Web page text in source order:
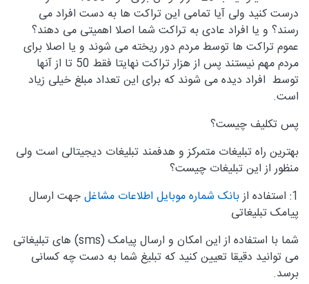
درست کنید ولی آیا تمامی این تراکت ها به دست افراد می
رسند؟ و یا افراد عادی به تراکت شما اصلا اهمیتی می دهند؟
عموم تراکت ها توسط مردم دور ریخته می شوند و یا اصلا برای
مردم مهم نیستند پس از هزار تراکت نهایتا فقط 50 تا از آنها
توسط افراد دیده می شوند که برای این تعداد مبلغ خیلی زیاد
است.
پس تکلیف چیست؟
بهترین راه تبلیغات متمرکز و هدفمند تبلیغات دیجیتالی است ولی
منظور از این تبلیغات چیست؟
1: استفاده از
بانک شماره موبایل اطلاعات مشاغلجهت ارسال
پیامک تبلیغاتی
شما با استفاده از این امکان و ارسال پیامک (sms) های تبلیغاتی
می توانید دقیقا تعیین کنید که تبلیغ شما به دست چه کسانی
برسد.